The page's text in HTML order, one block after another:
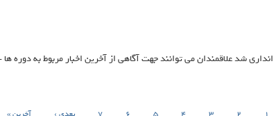
انداری شد علاقمندان می توانند جهت آگاهی از آخرین اخبار مربوط به